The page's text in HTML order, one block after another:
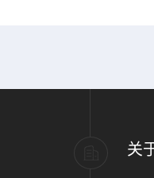
关